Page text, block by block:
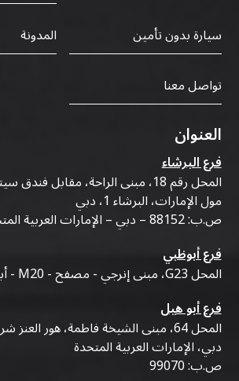
سيارة بدون تأمين
المدونة
تواصل معنا
العنوان
فرع البرشاء
المحل رقم 18، مبنى الراحة، مقابل
مول الإمارات، البرشاء 1، دبي
ص.ب: 88152 – دبي – الإمارات العربية المتحدة
فرع أبوظبي
المحل G23، مبنى إنرجي - مصفح - M20 - أبوظبي
فرع أبو هيل
المحل 64، مبنى الشيخة فاطمة، هور
دبي، الإمارات العربية المتحدة
ص.ب: 99070